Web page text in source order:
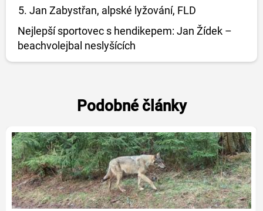
Jan Zabystřan, alpské lyžování, FLD
Nejlepší sportovec s hendikepem: Jan Žídek –
beachvolejbal neslyšících
Podobné články